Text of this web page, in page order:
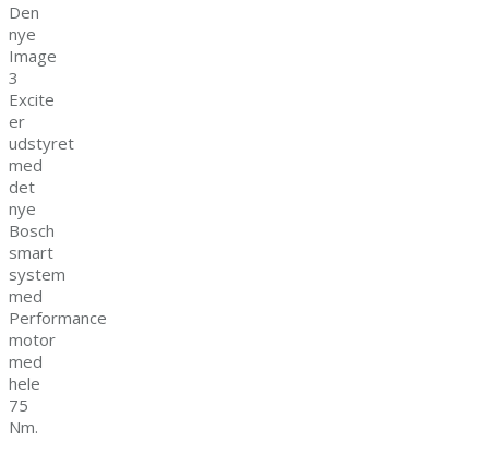
Den
nye
Image
3
Excite
er
udstyret
med
det
nye
Bosch
smart
system
med
Performance
motor
med
hele
75
Nm.